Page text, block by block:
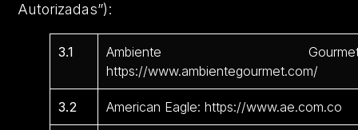
Autorizadas”):
3.1
Ambiente
https://www.ambientegourmet.com/
3.2 American Eagle: https://www.ae.com.co